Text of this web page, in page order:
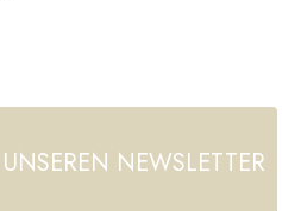
NEWSLETTER